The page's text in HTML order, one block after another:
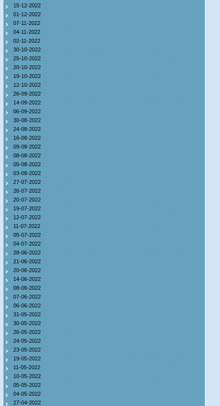
15-12-2022
01-12-2022
07-11-2022
04-11-2022
02-11-2022
30-10-2022
25-10-2022
20-10-2022
19-10-2022
12-10-2022
26-09-2022
14-09-2022
06-09-2022
30-08-2022
24-08-2022
16-08-2022
09-08-2022
08-08-2022
05-08-2022
03-08-2022
27-07-2022
26-07-2022
20-07-2022
19-07-2022
12-07-2022
11-07-2022
05-07-2022
04-07-2022
28-06-2022
21-06-2022
20-06-2022
14-06-2022
08-06-2022
07-06-2022
06-06-2022
31-05-2022
30-05-2022
26-05-2022
24-05-2022
23-05-2022
19-05-2022
11-05-2022
10-05-2022
05-05-2022
04-05-2022
27-04-2022